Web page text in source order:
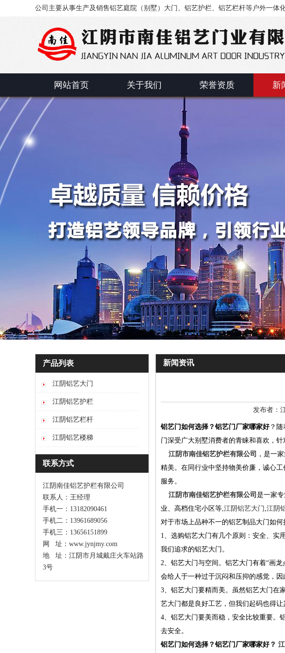
公司主要从事生产及销售铝艺庭院（别墅）大门、铝艺护栏、铝艺栏杆等户外一体
网站首页 关于我们 荣誉资质 新
产品列表
江阴铝艺大门
江阴铝艺护栏
江阴铝艺栏杆
江阴铝艺楼梯
联系方式
江阴南佳铝艺护栏有限公司
联系人：王经理
手机一：13182090461
手机二：13961689056
手机三：13656151899
网 址：www.jynjmy.com
地 址：江阴市月城戴庄火车站路
3号
新闻资讯
发布者：
铝艺门如何选择？铝艺门厂家哪家好？随
门深受广大别墅消费者的青睐和喜欢，
江阴市南佳铝艺护栏有限公司
，是一
精美。在同行业中坚持物美价廉，诚心
服务。
江阴市南佳铝艺护栏有限公司 是一家
业、高档住宅小区等,江阴铝艺大门 ,江阴
对于市场上品种不一的铝艺制品大门如
1、选购铝艺大门有几个原则：安全、实
我们追求的铝艺大门。
2、铝艺大门与空间。铝艺大门有着“画
会给人于一种过于沉闷和压抑的感觉，因
3、铝艺大门要精而美。虽然铝艺大门在
艺大门都是良好工艺，但我们起码也得让
4、铝艺大门要美而稳，安全比较重要。
去安全。
铝艺门如何选择？铝艺门厂家哪家好？